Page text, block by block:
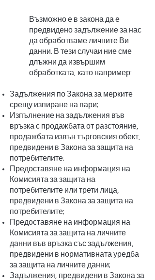
Възможно е в закона да е
предвидено задължение за нас
да обработваме личните Ви
данни. В тези случаи ние сме
длъжни да извършим
обработката, като например:
Задължения по Закона за мерките
срещу изпиране на пари;
Изпълнение на задължения във
връзка с продажбата от разстояние,
продажбата извън търговския обект,
предвидени в Закона за защита на
потребителите;
Предоставяне на информация на
Комисията за защита на
потребителите или трети лица,
предвидени в Закона за защита на
потребителите;
Предоставяне на информация на
Комисията за защита на личните
данни във връзка със задължения,
предвидени в нормативната уредба
за защита на личните данни;
Задължения, предвидени в Закона за